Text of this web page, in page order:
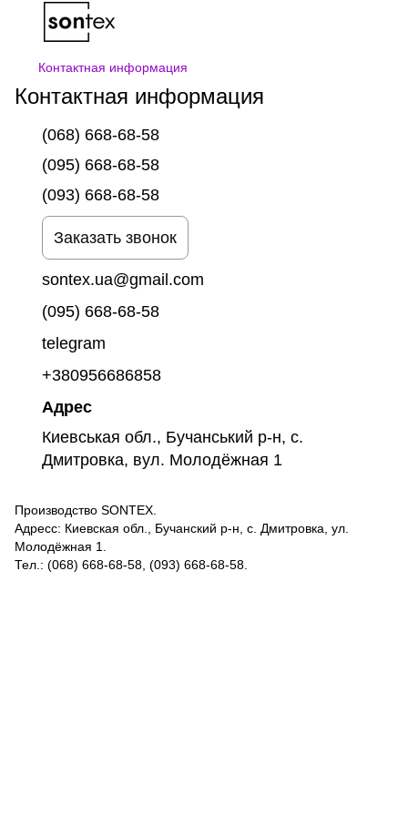
Контактная информация
Контактная информация
(068) 668-68-58
(095) 668-68-58
(093) 668-68-58
Заказать звонок
sontex.ua@gmail.com
(095) 668-68-58
telegram
+380956686858
Адрес
Киевськая обл., Бучанський р-н, с.
Дмитровка, вул. Молодёжная 1
Производство SONTEX.
Адресс: Киевская обл., Бучанский р-н, с. Дмитровка, ул.
Молодёжная 1.
Тел.: (068) 668-68-58, (093) 668-68-58.